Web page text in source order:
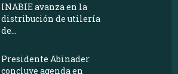
INABIE avanza en la
distribución de utilería
de...
Presidente Abinader
concluye agenda en